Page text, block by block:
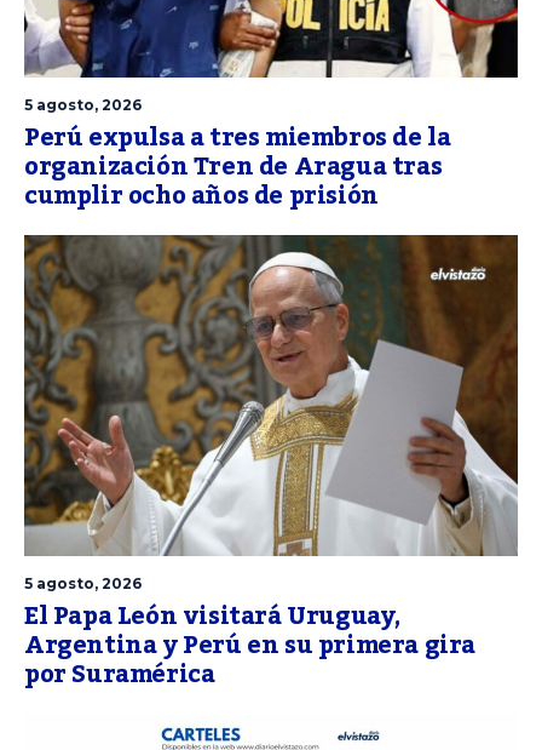
5 agosto, 2026
Perú expulsa a tres miembros de la
organización Tren de Aragua tras
cumplir ocho años de prisión
5 agosto, 2026
El Papa León visitará Uruguay,
Argentina y Perú en su primera gira
por Suramérica